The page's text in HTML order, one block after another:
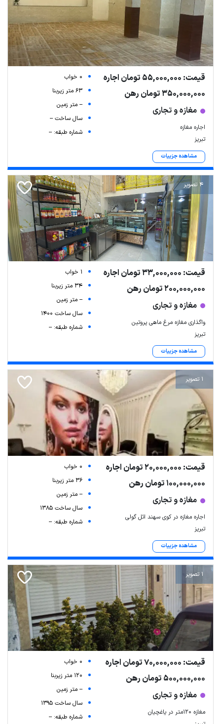
قیمت: 55,000,000 تومان اجاره
350,000,000 تومان رهن
مغازه و تجاری
اجاره مغازه
تبریز
مشاهده جزییات
0 خواب
63 متر زیربنا
-- متر زمین
سال ساخت --
شماره طبقه: --
4 تصویر
قیمت: 33,000,000 تومان اجاره
200,000,000 تومان رهن
مغازه و تجاری
واگذاری مغازه مرغ ماهی پروتین
تبریز
مشاهده جزییات
1 خواب
34 متر زیربنا
-- متر زمین
سال ساخت 1400
شماره طبقه: --
1 تصویر
قیمت: 20,000,000 تومان اجاره
100,000,000 تومان رهن
مغازه و تجاری
اجاره مغازه در کوی سهند ائل گولی
تبریز
مشاهده جزییات
0 خواب
36 متر زیربنا
-- متر زمین
سال ساخت 1385
شماره طبقه: --
1 تصویر
قیمت: 70,000,000 تومان اجاره
500,000,000 تومان رهن
مغازه و تجاری
مغازه ۱۲۰متر در یاغچیان
0 خواب
120 متر زیربنا
-- متر زمین
سال ساخت 1395
شماره طبقه: --